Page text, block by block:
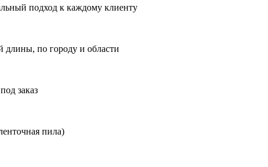
подход к каждому клиенту
длины, по городу и области
заказ
пила)